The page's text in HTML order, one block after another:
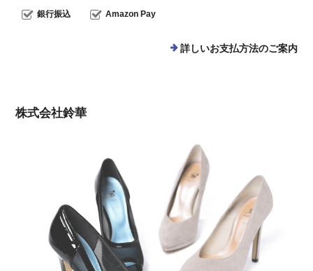
銀行振込 Amazon Pay
詳しいお支払方法のご案内
株式会社鈴華